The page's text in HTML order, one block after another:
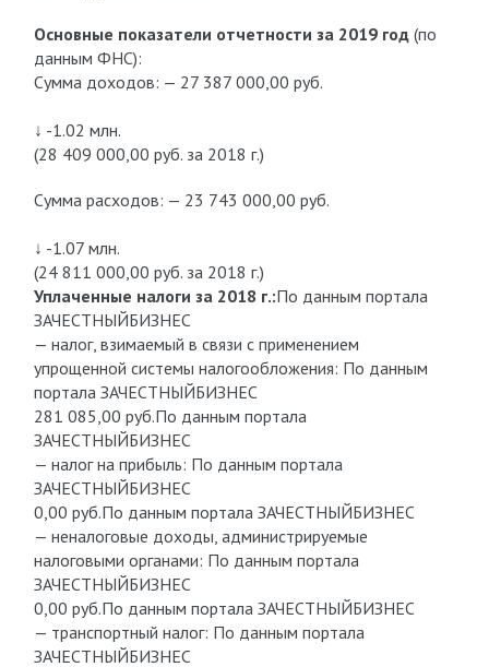
Основные показатели отчетности за 2019 год (по
данным ФНС):
Сумма доходов: — 27 387 000,00 руб.
↓ -1.02 млн.
(28 409 000,00 руб. за 2018 г.)
Сумма расходов: — 23 743 000,00 руб.
↓ -1.07 млн.
(24 811 000,00 руб. за 2018 г.)
Уплаченные налоги за 2018 г.:По данным портала
ЗАЧЕСТНЫЙБИЗНЕС
— налог, взимаемый в связи с применением
упрощенной системы налогообложения: По данным
портала ЗАЧЕСТНЫЙБИЗНЕС
281 085,00 руб.По данным портала
ЗАЧЕСТНЫЙБИЗНЕС
— налог на прибыль: По данным портала
ЗАЧЕСТНЫЙБИЗНЕС
0,00 руб.По данным портала ЗАЧЕСТНЫЙБИЗНЕС
— неналоговые доходы, администрируемые
налоговыми органами: По данным портала
ЗАЧЕСТНЫЙБИЗНЕС
0,00 руб.По данным портала ЗАЧЕСТНЫЙБИЗНЕС
— транспортный налог: По данным портала
ЗАЧЕСТНЫЙБИЗНЕС